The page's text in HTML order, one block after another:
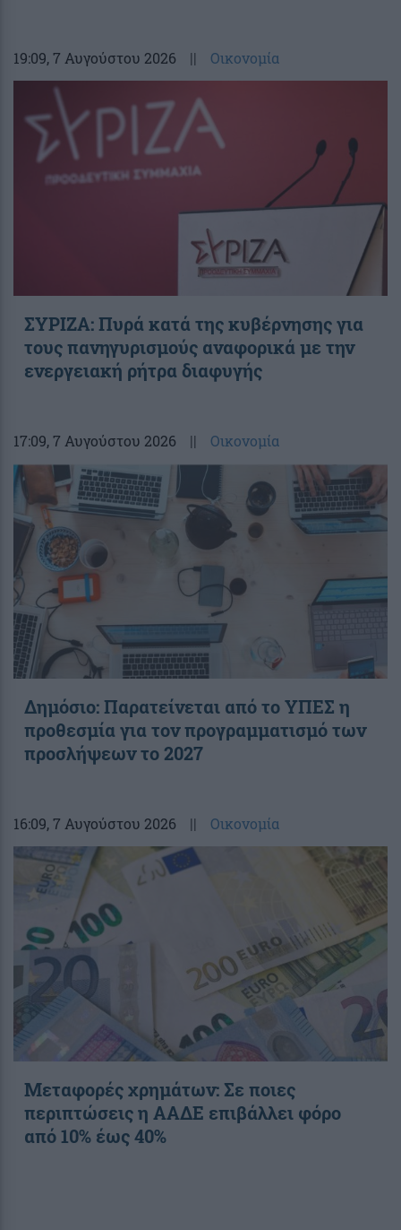
19:09, 7 Αυγούστου 2026 || Οικονομία
ΣΥΡΙΖΑ: Πυρά κατά της κυβέρνησης για
τους πανηγυρισμούς αναφορικά με την
ενεργειακή ρήτρα διαφυγής
17:09, 7 Αυγούστου 2026 || Οικονομία
Δημόσιο: Παρατείνεται από το ΥΠΕΣ η
προθεσμία για τον προγραμματισμό των
προσλήψεων το 2027
16:09, 7 Αυγούστου 2026 || Οικονομία
Μεταφορές χρημάτων: Σε ποιες
περιπτώσεις η ΑΑΔΕ επιβάλλει φόρο
από 10% έως 40%